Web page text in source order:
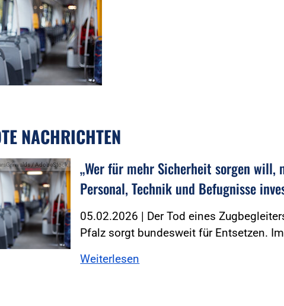
NACHRICHTEN
/ AdobeStock
„Wer für mehr Sicherheit sorgen will,
Personal, Technik und Befugnisse
05.02.2026 | Der Tod eines
Pfalz sorgt bundesweit für Entsetzen.
Weiterlesen